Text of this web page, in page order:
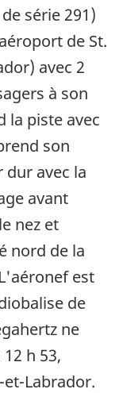
série 291)
de St.
avec 2
à son
la piste avec
son
dur avec la
avant
nez et
nord de la
est
de
ne
h 53,
et-Labrador.